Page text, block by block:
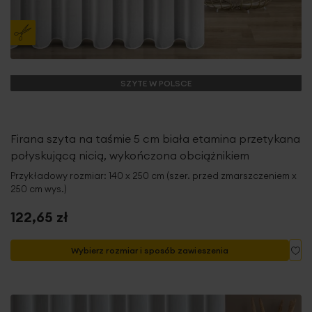
SZYTE W POLSCE
Firana szyta na taśmie 5 cm biała etamina przetykana
połyskującą nicią, wykończona obciążnikiem
Przykładowy rozmiar: 140 x 250 cm (szer. przed zmarszczeniem x
250 cm wys.)
122,65 zł
Wybierz rozmiar i sposób zawieszenia